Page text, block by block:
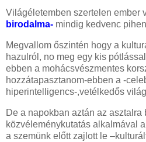
Világéletemben szertelen ember
birodalma- mindig kedvenc
Megvallom őszintén hogy a
hazulról, no meg egy kis
ebben a mohácsvészmentes
hozzátapasztanom-ebben a -
hiperintelligencs-,vetélkedős
De a napokban aztán az
közvéleménykutatás alkalmával
a szemünk előtt zajlott le